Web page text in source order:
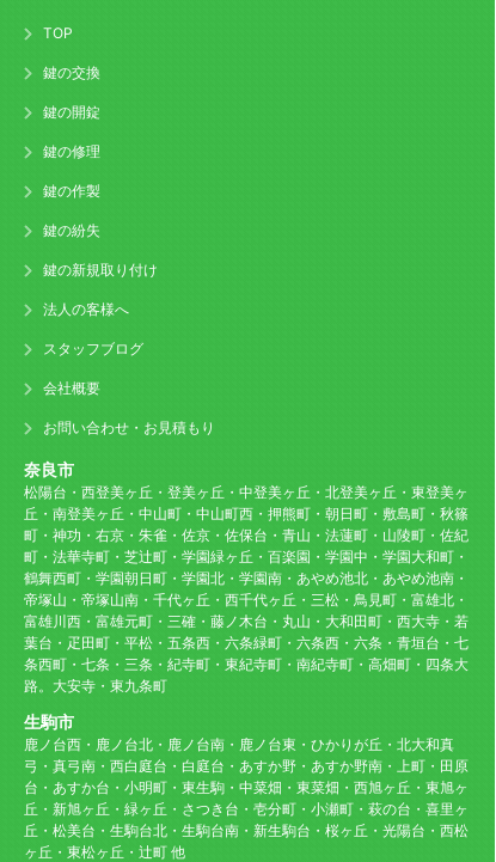
TOP
鍵の交換
鍵の開錠
鍵の修理
鍵の作製
鍵の紛失
鍵の新規取り付け
法人の客様へ
スタッフブログ
会社概要
お問い合わせ・お見積もり
奈良市
松陽台・西登美ヶ丘・登美ヶ丘・中登美ヶ丘・北登美ヶ丘・東登美ヶ
丘・南登美ヶ丘・中山町・中山町西・押熊町・朝日町・敷島町・秋篠
町・神功・右京・朱雀・佐京・佐保台・青山・法蓮町・山陵町・佐紀
町・法華寺町・芝辻町・学園緑ヶ丘・百楽園・学園中・学園大和町・
鶴舞西町・学園朝日町・学園北・学園南・あやめ池北・あやめ池南・
帝塚山・帝塚山南・千代ヶ丘・西千代ヶ丘・三松・鳥見町・富雄北・
富雄川西・富雄元町・三確・藤ノ木台・丸山・大和田町・西大寺・若
葉台・疋田町・平松・五条西・六条緑町・六条西・六条・青垣台・七
条西町・七条・三条・紀寺町・東紀寺町・南紀寺町・高畑町・四条大
路。大安寺・東九条町
生駒市
鹿ノ台西・鹿ノ台北・鹿ノ台南・鹿ノ台東・ひかりが丘・北大和真
弓・真弓南・西白庭台・白庭台・あすか野・あすか野南・上町・田原
台・あすか台・小明町・東生駒・中菜畑・東菜畑・西旭ヶ丘・東旭ヶ
丘・新旭ヶ丘・緑ヶ丘・さつき台・壱分町・小瀬町・萩の台・喜里ヶ
丘・松美台・生駒台北・生駒台南・新生駒台・桜ヶ丘・光陽台・西松
ヶ丘・東松ヶ丘・辻町 他